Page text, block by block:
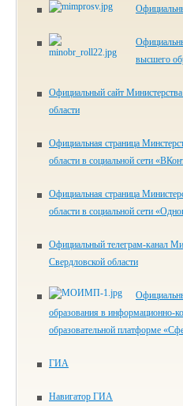
высшего
Официальный сайт
области
Официальная страница
области в социальной сети
Официальная страница
области в социальной сети
Официальный телеграм-канал
Свердловской области
образования в информационно-
образовательной платформе
ГИА
Навигатор ГИА